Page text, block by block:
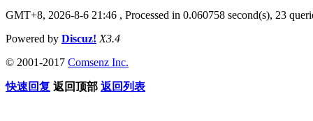
GMT+8, 2026-8-6 21:46 , Processed in 0.060758 second(s), 23
Powered by Discuz! X3.4
© 2001-2017 Comsenz Inc.
快速回复 返回顶部 返回列表